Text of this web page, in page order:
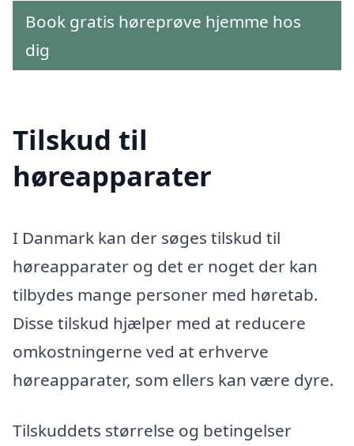
Book gratis høreprøve hjemme hos
dig
Tilskud til
høreapparater
I Danmark kan der søges tilskud til
høreapparater og det er noget der kan
tilbydes mange personer med høretab.
Disse tilskud hjælper med at reducere
omkostningerne ved at erhverve
høreapparater, som ellers kan være dyre.
Tilskuddets størrelse og betingelser